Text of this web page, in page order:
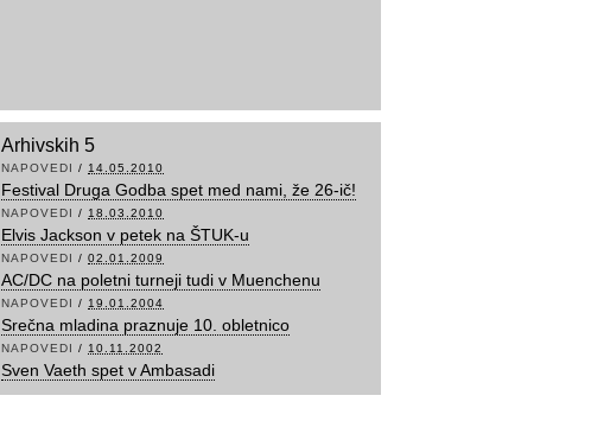
Arhivskih 5
NAPOVEDI / 14.05.2010
Festival Druga Godba spet med nami, že 26-ič!
NAPOVEDI / 18.03.2010
Elvis Jackson v petek na ŠTUK-u
NAPOVEDI / 02.01.2009
AC/DC na poletni turneji tudi v Muenchenu
NAPOVEDI / 19.01.2004
Srečna mladina praznuje 10. obletnico
NAPOVEDI / 10.11.2002
Sven Vaeth spet v Ambasadi